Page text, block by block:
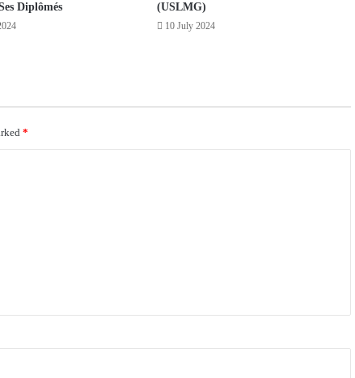
Diplômés
(USLMG)
10 July 2024
*